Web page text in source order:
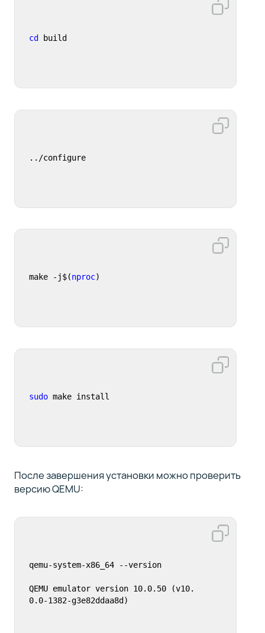
cd build
../configure
make -j$(nproc)
sudo make install
После завершения установки можно проверить
версию QEMU:
qemu-system-x86_64 --version
QEMU emulator version 10.0.50 (v10.
0.0-1382-g3e82ddaa8d)